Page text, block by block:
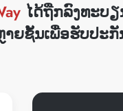
ໄດ້ຖືກລົງທະບຽ
ຍຊັ້ນເພື່ອຮັບປະ